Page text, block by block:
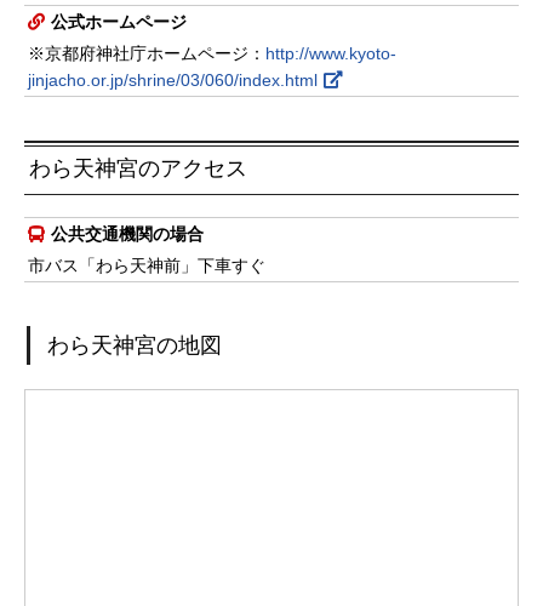
公式ホームページ
※京都府神社庁ホームページ： http://www.kyoto-
jinjacho.or.jp/shrine/03/060/index.html
わら天神宮のアクセス
公共交通機関の場合
市バス「わら天神前」下車すぐ
わら天神宮の地図